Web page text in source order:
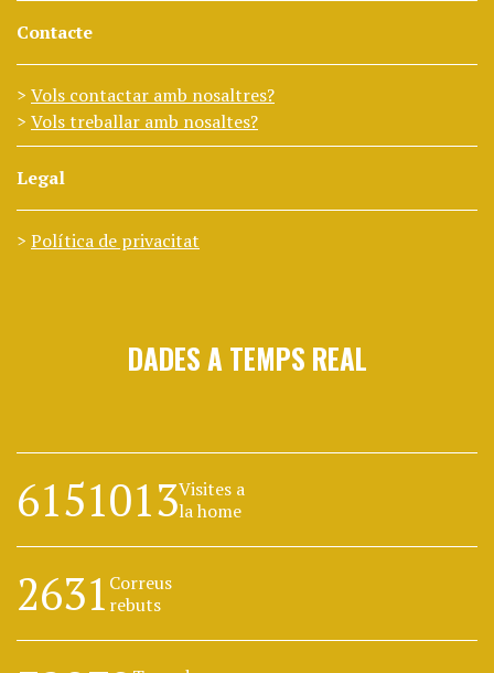
Contacte
Vols contactar amb nosaltres?
Vols treballar amb nosaltes?
Legal
Política de privacitat
DADES A TEMPS REAL
6151013Visites a
la home
2631 Correus
rebuts